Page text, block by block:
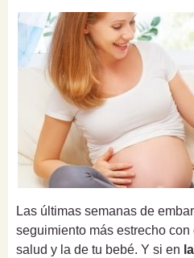
Las últimas semanas de
seguimiento más estrecho
salud y la de tu bebé. Y si en